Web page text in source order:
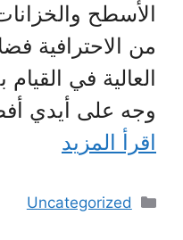
الأسطح
من الاحترافية
العالية في
وجه على أيدي
اقرأ المزيد
التصنيفات
Uncategorized